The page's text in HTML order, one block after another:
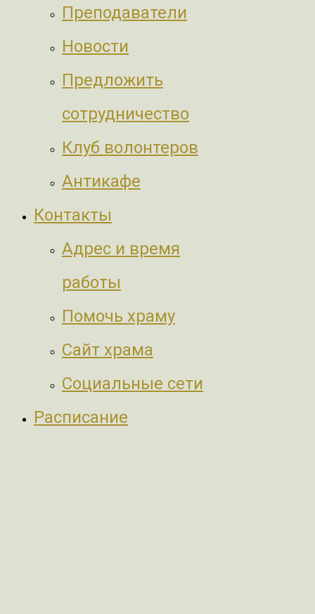
Преподаватели
Новости
Предложить
сотрудничество
Клуб волонтеров
Антикафе
Контакты
Адрес и время
работы
Помочь храму
Сайт храма
Социальные сети
Расписание